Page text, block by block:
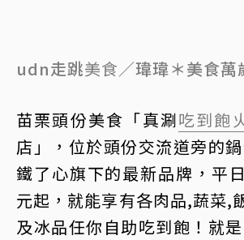
udn走跳美食／瑋瑋＊美食萬
苗栗頭份美食「真涮吃到飽
店」，位於頭份交流道旁的
鐵了心旗下的最新品牌，平
元起，就能享有各肉品,蔬菜,
及冰品任你自助吃到飽！就